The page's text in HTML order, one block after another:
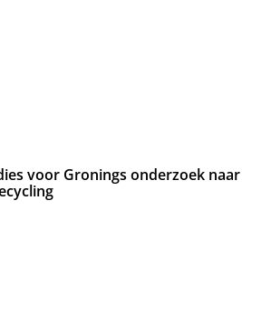
voor Gronings onderzoek naar